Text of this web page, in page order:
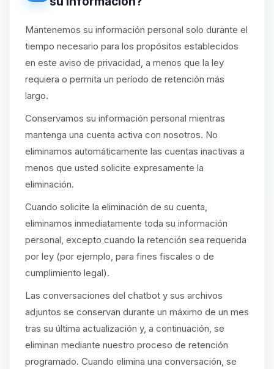
Mantenemos su información personal solo durante el
tiempo necesario para los propósitos establecidos
en este aviso de privacidad, a menos que la ley
requiera o permita un período de retención más
largo.
Conservamos su información personal mientras
mantenga una cuenta activa con nosotros. No
eliminamos automáticamente las cuentas inactivas a
menos que usted solicite expresamente la
eliminación.
Cuando solicite la eliminación de su cuenta,
eliminamos inmediatamente toda su información
personal, excepto cuando la retención sea requerida
por ley (por ejemplo, para fines fiscales o de
cumplimiento legal).
Las conversaciones del chatbot y sus archivos
adjuntos se conservan durante un máximo de un mes
tras su última actualización y, a continuación, se
eliminan mediante nuestro proceso de retención
programado. Cuando elimina una conversación, se